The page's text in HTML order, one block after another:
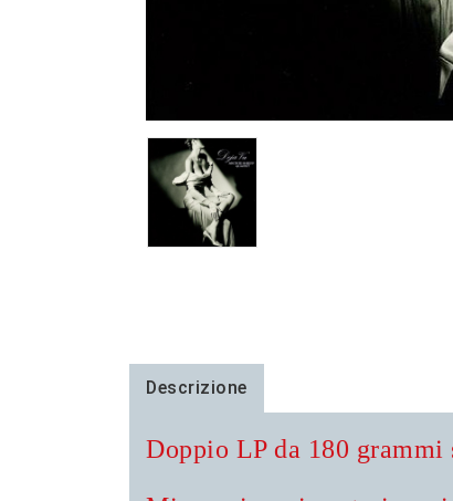
Descrizione
Doppio LP da 180 grammi